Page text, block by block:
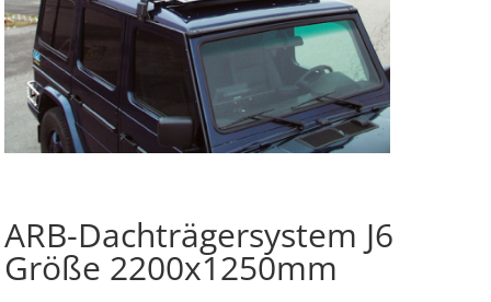
ARB-Dachträgersystem J6
Größe 2200x1250mm